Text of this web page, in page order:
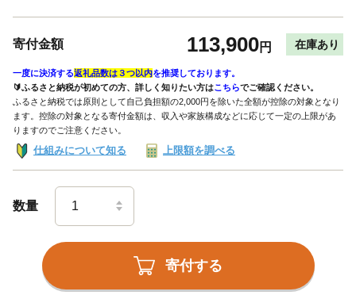
寄付金額 113,900円 在庫あり
一度に決済する返礼品数は３つ以内を推奨しております。
🔰ふるさと納税が初めての方、詳しく知りたい方はこちらでご確認ください。
ふるさと納税では原則として自己負担額の2,000円を除いた全額が控除の対象となり
ます。控除の対象となる寄付金額は、収入や家族構成などに応じて一定の上限があ
りますのでご注意ください。
仕組みについて知る 上限額を調べる
数量
寄付する